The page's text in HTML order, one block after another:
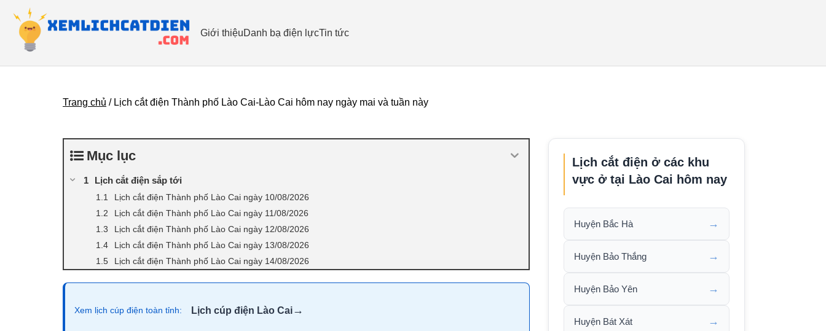
Giới thiệuDanh bạ điện lựcTin tức
Trang chủ / Lịch cắt điện Thành phố Lào Cai-Lào Cai hôm nay ngày mai và tuần này
Mục lục
Lịch cắt điện sắp tới
Lịch cắt điện Thành phố Lào Cai ngày 10/08/2026
Lịch cắt điện Thành phố Lào Cai ngày 11/08/2026
Lịch cắt điện Thành phố Lào Cai ngày 12/08/2026
Lịch cắt điện Thành phố Lào Cai ngày 13/08/2026
Lịch cắt điện Thành phố Lào Cai ngày 14/08/2026
Xem lịch cúp điện toàn tỉnh: Lịch cúp điện Lào Cai→
Lịch cắt điện ở các khu
vực ở tại Lào Cai hôm nay
Huyện Bắc Hà →
Huyện Bảo Thắng →
Huyện Bảo Yên →
Huyện Bát Xát →